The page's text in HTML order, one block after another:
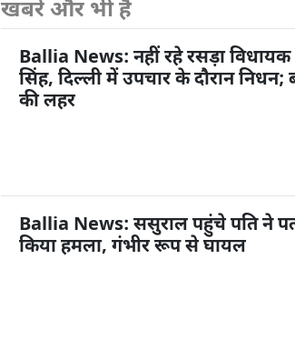
खबरें और भी हैं
Ballia News: नहीं रहे रसड़ा
सिंह, दिल्ली में उपचार के दौरान
की लहर
Ballia News: ससुराल पहुंचे पति ने
किया हमला, गंभीर रूप से घायल